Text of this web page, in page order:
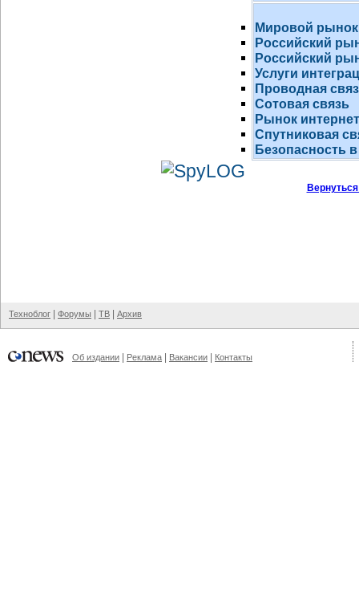
Мировой рынок
Российский
Российский
Услуги
Проводная
Сотовая связь
Рынок
Спутниковая
Безопасность
Техноблог Форумы ТВ Архив
Об издании Реклама Вакансии Контакты